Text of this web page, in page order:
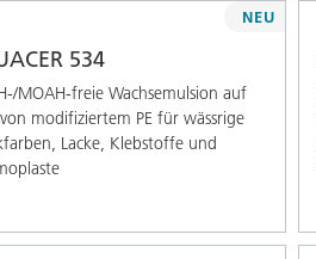
534
MOAH-freie Wachsemulsion auf
von modifiziertem PE für wässrige
Lacke, Klebstoffe und
NEU